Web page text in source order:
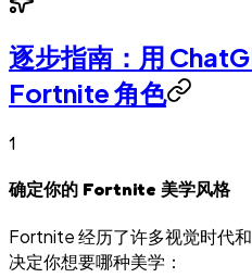
逐步指南：用
Fortnite 角色
1
确定你的 Fortnite 美学风格
Fortnite 经历了许多视觉时代
决定你想要哪种美学：